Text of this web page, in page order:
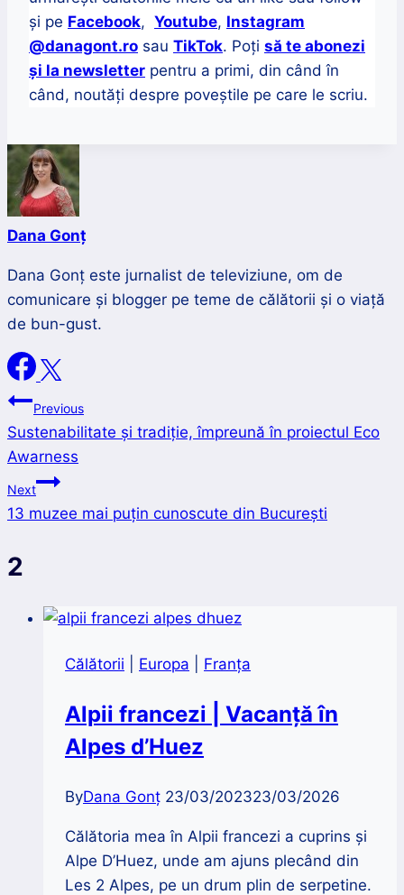
și pe Facebook, Youtube, Instagram
@danagont.ro sau TikTok. Poți să te abonezi
și la newsletter pentru a primi, din când în
când, noutăți despre poveștile pe care le scriu.
Dana Gonț
Dana Gonț este jurnalist de televiziune, om de
comunicare și blogger pe teme de călătorii și o viață
de bun-gust.
Navigare
în
articole
Previous
Sustenabilitate și tradiție, împreună în proiectul Eco
Awarness
Next
13 muzee mai puțin cunoscute din București
2
Călătorii Europa Franța
Alpii francezi | Vacanță în
Alpes d’Huez
ByDana Gonț 23/03/202323/03/2026
Călătoria mea în Alpii francezi a cuprins și
Alpe D’Huez, unde am ajuns plecând din
Les 2 Alpes, pe un drum plin de serpetine.